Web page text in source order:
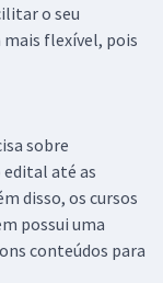
o seu
flexível, pois
sobre
edital até as
disso, os cursos
possui uma
conteúdos para